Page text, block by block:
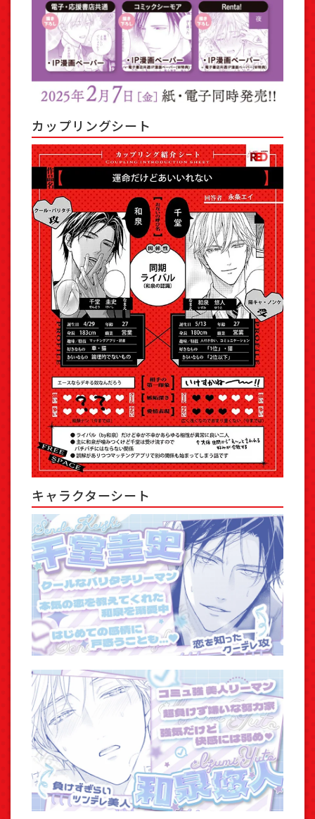
カップリングシート
キャラクターシート